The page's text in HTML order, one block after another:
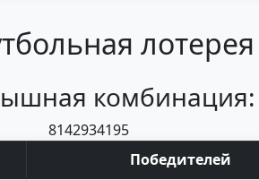
лотерея
комбинация:
8142934195
Победителей